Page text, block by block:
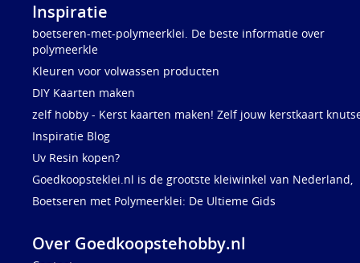
Inspiratie
boetseren-met-polymeerklei. De beste informatie over
polymeerkle
Kleuren voor volwassen producten
DIY Kaarten maken
zelf hobby - Kerst kaarten maken! Zelf jouw kerstkaart
Inspiratie Blog
Uv Resin kopen?
Goedkoopsteklei.nl is de grootste kleiwinkel van Nederland,
Boetseren met Polymeerklei: De Ultieme Gids
Over Goedkoopstehobby.nl